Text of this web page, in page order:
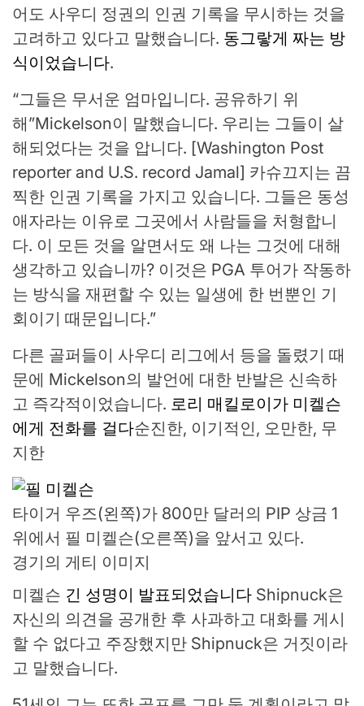
어도 사우디 정권의 인권 기록을 무시하는 것을
고려하고 있다고 말했습니다. 동그랗게 짜는 방
식이었습니다.
“그들은 무서운 엄마입니다. 공유하기 위
해”Mickelson이 말했습니다. 우리는 그들이 살
해되었다는 것을 압니다. [Washington Post
reporter and U.S. record Jamal] 카슈끄지는 끔
찍한 인권 기록을 가지고 있습니다. 그들은 동성
애자라는 이유로 그곳에서 사람들을 처형합니
다. 이 모든 것을 알면서도 왜 나는 그것에 대해
생각하고 있습니까? 이것은 PGA 투어가 작동하
는 방식을 재편할 수 있는 일생에 한 번뿐인 기
회이기 때문입니다.”
다른 골퍼들이 사우디 리그에서 등을 돌렸기 때
문에 Mickelson의 발언에 대한 반발은 신속하
고 즉각적이었습니다. 로리 매킬로이가 미켈슨
에게 전화를 걸다순진한, 이기적인, 오만한, 무
지한
타이거 우즈(왼쪽)가 800만 달러의 PIP 상금 1
위에서 필 미켈슨(오른쪽)을 앞서고 있다.
경기의 게티 이미지
미켈슨 긴 성명이 발표되었습니다 Shipnuck은
자신의 의견을 공개한 후 사과하고 대화를 게시
할 수 없다고 주장했지만 Shipnuck은 거짓이라
고 말했습니다.